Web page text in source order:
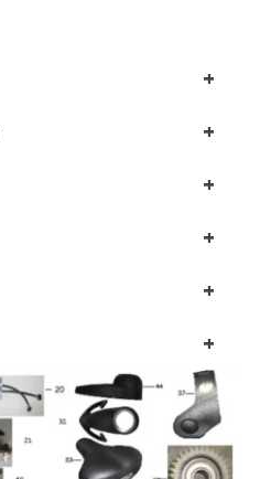
+
+
+
+
+
+